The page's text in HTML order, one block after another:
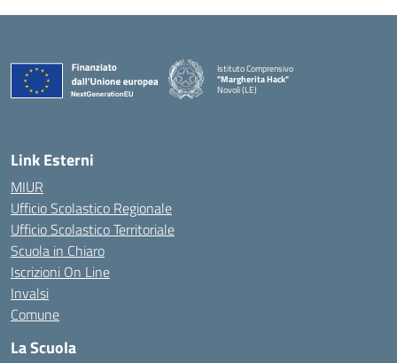
Istituto Comprensivo
"Margherita Hack"
Novoli (LE)
Link Esterni
MIUR
Ufficio Scolastico Regionale
Ufficio Scolastico Territoriale
Scuola in Chiaro
Iscrizioni On Line
Invalsi
Comune
La Scuola